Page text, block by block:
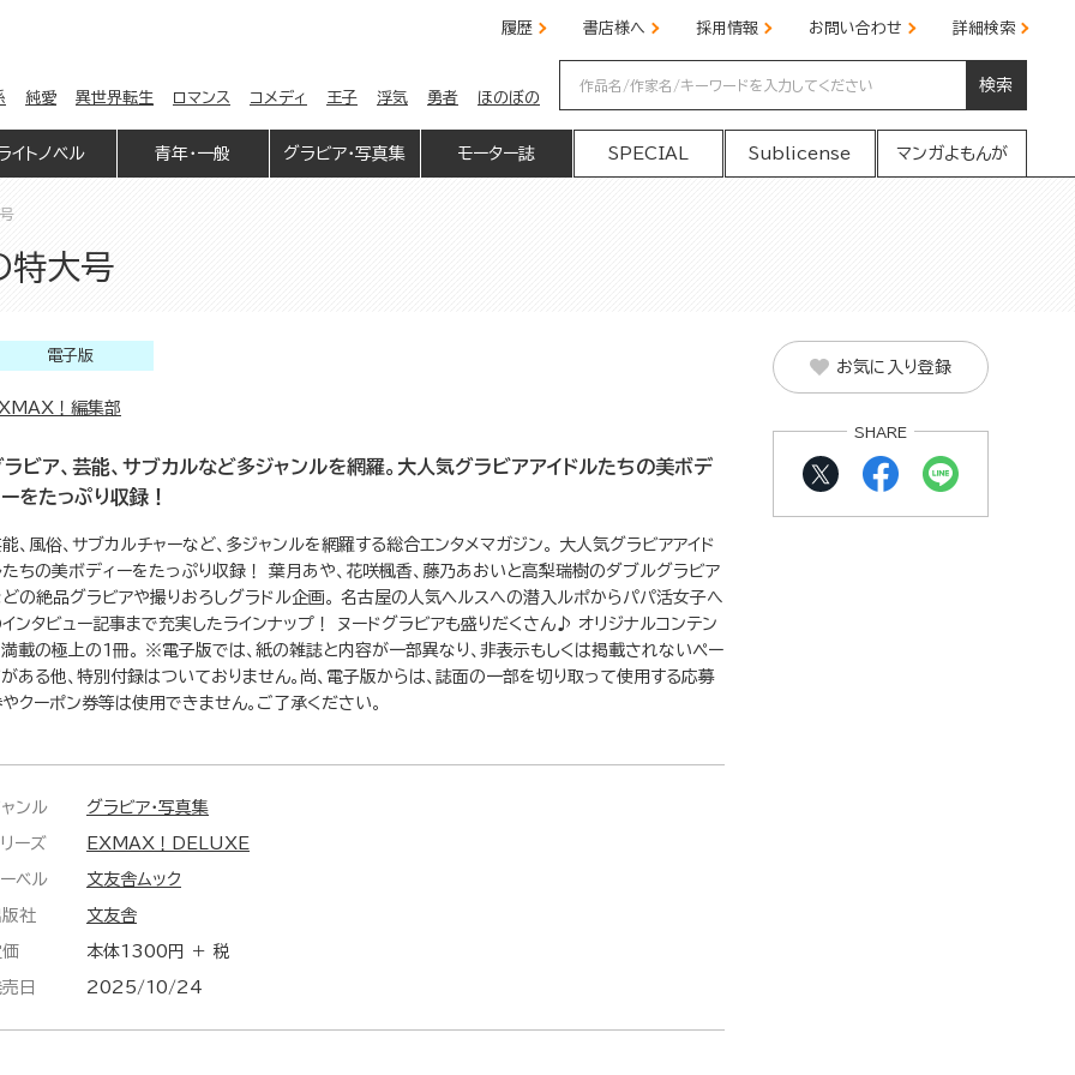
履歴 書店様へ 採用情報 お問い合わせ 詳細検索
純愛 異世界転生 ロマンス コメディ 王子 浮気 勇者 ほのぼの
検索
イトノベル 青年・一般 グラビア・写真集 モーター誌 SPECIAL Sublicense マンガよもんが
大号
電子版
！編集部
ラビア、芸能、サブカルなど多ジャンルを網羅。大人気グラビアアイドルたちの美ボデ
ーをたっぷり収録！
、風俗、サブカルチャーなど、多ジャンルを網羅する総合エンタメマガジン。 大人気グラビアアイド
ちの美ボディーをたっぷり収録！ 葉月あや、花咲楓香、藤乃あおいと高梨瑞樹のダブルグラビア
の絶品グラビアや撮りおろしグラドル企画。 名古屋の人気ヘルスへの潜入ルポからパパ活女子へ
ンタビュー記事まで充実したラインナップ！ ヌードグラビアも盛りだくさん♪ オリジナルコンテン
載の極上の1冊。 ※電子版では、紙の雑誌と内容が一部異なり、非表示もしくは掲載されないペー
ある他、特別付録はついておりません。尚、電子版からは、誌面の一部を切り取って使用する応募
クーポン券等は使用できません。ご了承ください。
ンル グラビア・写真集
ーズ EXMAX！DELUXE
ベル 文友舎ムック
社 文友舎
本体1300円 ＋ 税
日 2025/10/24
お気に入り登録
SHARE